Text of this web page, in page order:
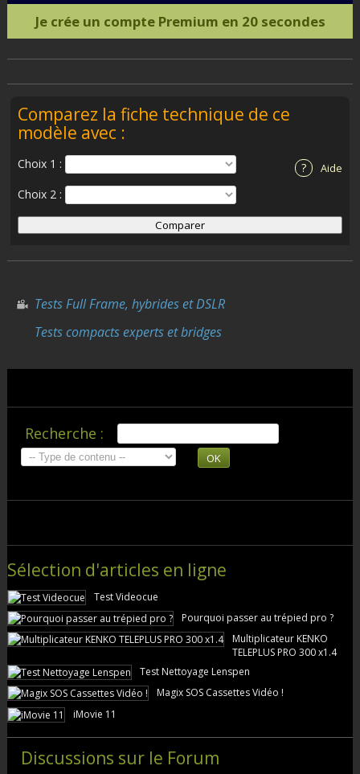
Je crée un compte Premium en 20 secondes
Comparez la fiche technique de ce
modèle avec :
? Aide
Choix 1 :
Choix 2 :
Tests Full Frame, hybrides et DSLR
Tests compacts experts et bridges
Recherche :
OK
Sélection d'articles en ligne
Test Videocue
Pourquoi passer au trépied pro ?
Multiplicateur KENKO
TELEPLUS PRO 300 x1.4
Test Nettoyage Lenspen
Magix SOS Cassettes Vidéo !
iMovie 11
Discussions sur le Forum